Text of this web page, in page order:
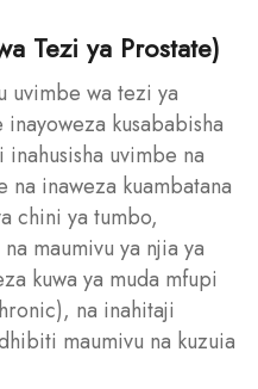
Tezi ya Prostate)
uvimbe wa tezi ya
kusababisha
uvimbe na
na inaweza kuambatana
chini ya tumbo,
maumivu ya njia ya
kuwa ya muda mfupi
na inahitaji
maumivu na kuzuia